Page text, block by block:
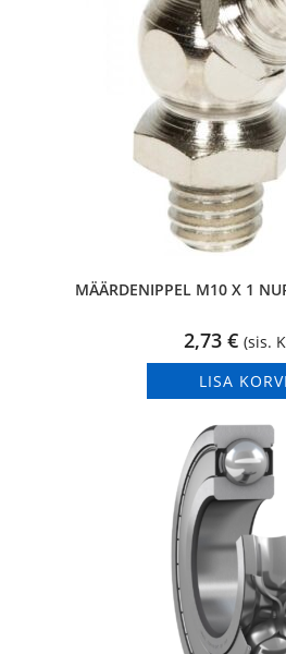
MÄÄRDENIPPEL M10 X 1
2,73 € (sis.
LISA KORVI